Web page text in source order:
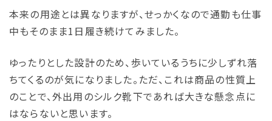
本来の用途とは異なりますが、せっかくなので通勤も仕事
中もそのまま1日履き続けてみました。
ゆったりとした設計のため、歩いているうちに少しずれ落
ちてくるのが気になりました。ただ、これは商品の性質上
のことで、外出用のシルク靴下であれば大きな懸念点に
はならないと思います。